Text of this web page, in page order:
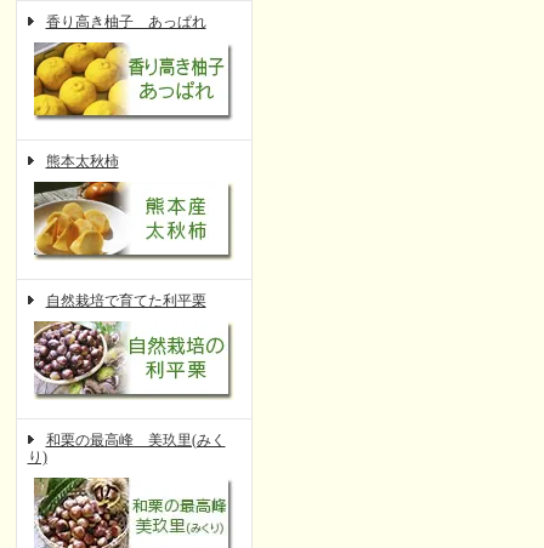
香り高き柚子 あっぱれ
熊本太秋柿
自然栽培で育てた利平栗
和栗の最高峰 美玖里(みく
り)